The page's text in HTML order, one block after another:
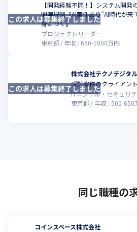
【開発経験不問！】システム開発
間選択制【AI案件あり”AI時代が来
身につく】
プロジェクトリーダー
東京都
年収 : 650-1000万円
この求人は募集終了しました
株式会社テクノデジタル
受託案件のクライアン
ITコンサル・セキュリ
東京都
年収 : 500-650
この求人は募集終了しました
同じ職種の
コインスペース株式会社